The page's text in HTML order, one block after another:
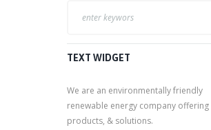
TEXT WIDGET
We are an environmentally friendly
renewable energy company offering
products, & solutions.